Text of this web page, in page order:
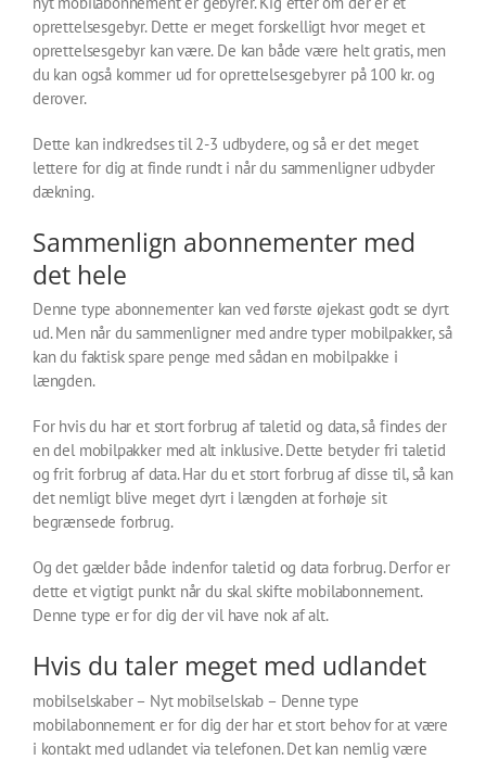
oprettelsesgebyr. Dette er meget forskelligt hvor meget et
oprettelsesgebyr kan være. De kan både være helt gratis, men
du kan også kommer ud for oprettelsesgebyrer på 100 kr. og
derover.
Dette kan indkredses til 2-3 udbydere, og så er det meget
lettere for dig at finde rundt i når du sammenligner udbyder
dækning.
Sammenlign abonnementer med
det hele
Denne type abonnementer kan ved første øjekast godt se dyrt
ud. Men når du sammenligner med andre typer mobilpakker, så
kan du faktisk spare penge med sådan en mobilpakke i
længden.
For hvis du har et stort forbrug af taletid og data, så findes der
en del mobilpakker med alt inklusive. Dette betyder fri taletid
og frit forbrug af data. Har du et stort forbrug af disse til, så kan
det nemligt blive meget dyrt i længden at forhøje sit
begrænsede forbrug.
Og det gælder både indenfor taletid og data forbrug. Derfor er
dette et vigtigt punkt når du skal skifte mobilabonnement.
Denne type er for dig der vil have nok af alt.
Hvis du taler meget med udlandet
mobilselskaber – Nyt mobilselskab – Denne type
mobilabonnement er for dig der har et stort behov for at være
i kontakt med udlandet via telefonen. Det kan nemlig være